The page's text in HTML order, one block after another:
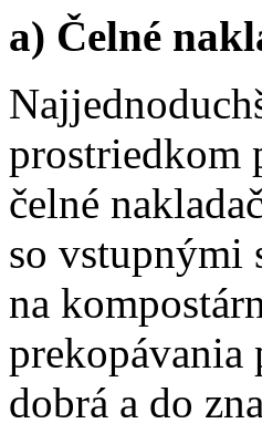
a) Čelné
prostriedkom
čelné
so vstupnými
na
prekopávania
dobrá a do